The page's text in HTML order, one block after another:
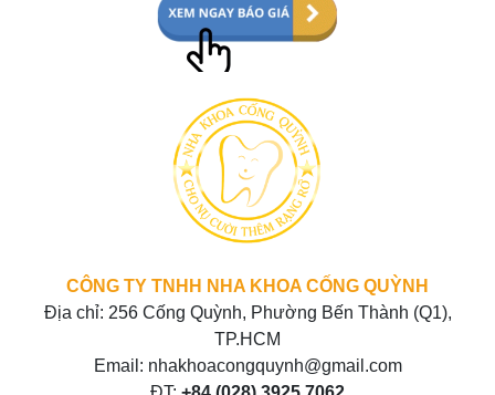
CÔNG TY TNHH NHA KHOA CỐNG QUỲNH
Địa chỉ: 256 Cống Quỳnh, Phường Bến Thành (Q1),
TP.HCM
Email: nhakhoacongquynh@gmail.com